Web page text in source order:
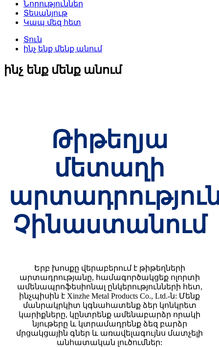
Նորություններ
Տեսանյութ
Կապ մեզ հետ
Տուն
ինչ ենք մենք անում
ինչ ենք մենք անում
Թիթեղյա
մետաղի
Չինաստանում
Երբ խոսքը վերաբերում է թիթեղների
արտադրությանը, համագործակցեք ոլորտի
ամենապրոֆեսիոնալ ընկերությունների հետ,
ինչպիսին է Xinzhe Metal Products Co., Ltd.-ն: Մենք
մանրակրկիտ կգնահատենք ձեր կոնկրետ
կարիքները, կընտրենք ամենաբարձր որակի
նյութերը և կտրամադրենք ձեզ բարձր
մրցակցային գներ և առավելագույնս մատչելի
անհատական լուծումներ: